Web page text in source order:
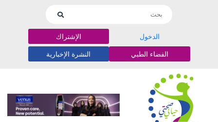
الدخول الإشتراك
الفضاء الطبي النشرة الإخبارية